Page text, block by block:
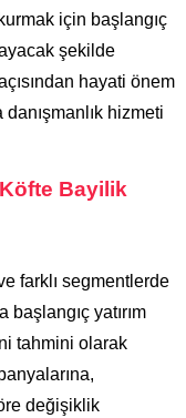
için başlangıç
şekilde
hayati önem
hizmeti
Bayilik
farklı segmentlerde
yatırım
tahmini olarak
değişiklik